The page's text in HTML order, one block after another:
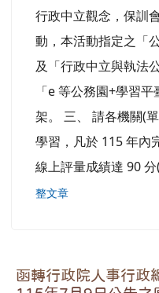
行政中立觀念，保訓
動，本活動指定之「
及「行政中立與執法
「e 等公務園+學習
架。 三、 請各機關(
學習，凡於 115 年內
線上評量成績達 90
整文章
函轉行政院人事行政